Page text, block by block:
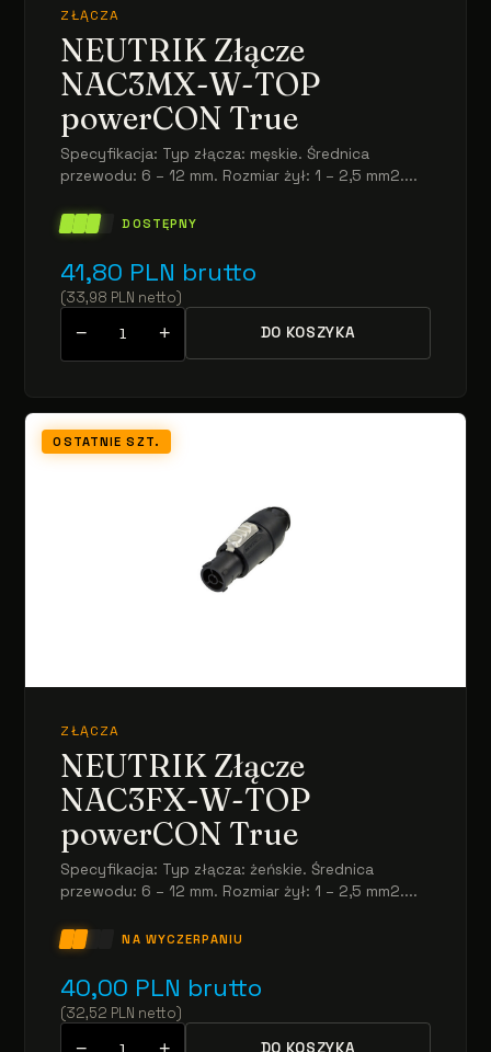
ZŁĄCZA
NEUTRIK Złącze
NAC3MX-W-TOP
powerCON True
Specyfikacja: Typ złącza: męskie. Średnica
przewodu: 6 – 12 mm. Rozmiar żył: 1 – 2,5 mm2....
DOSTĘPNY
41,80 PLN brutto
(33,98 PLN netto)
− + DO KOSZYKA
OSTATNIE SZT.
ZŁĄCZA
NEUTRIK Złącze
NAC3FX-W-TOP
powerCON True
Specyfikacja: Typ złącza: żeńskie. Średnica
przewodu: 6 – 12 mm. Rozmiar żył: 1 – 2,5 mm2....
NA WYCZERPANIU
40,00 PLN brutto
(32,52 PLN netto)